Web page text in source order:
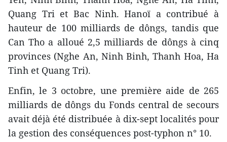
Quang Tri et Bac Ninh. Hanoï a contribué à
hauteur de 100 milliards de dôngs, tandis que
Can Tho a alloué 2,5 milliards de dôngs à cinq
provinces (Nghe An, Ninh Binh, Thanh Hoa, Ha
Tinh et Quang Tri).
Enfin, le 3 octobre, une première aide de 265
milliards de dôngs du Fonds central de secours
avait déjà été distribuée à dix-sept localités pour
la gestion des conséquences post-typhon n° 10.